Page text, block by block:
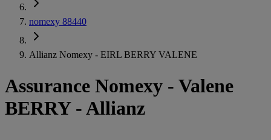
nomexy 88440
Allianz Nomexy - EIRL BERRY VALENE
Assurance Nomexy - Valene
BERRY - Allianz